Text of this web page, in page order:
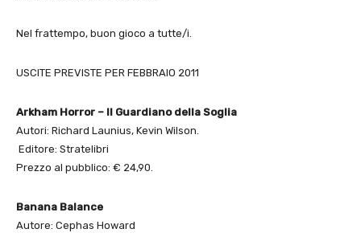
Nel frattempo, buon gioco a tutte/i.
USCITE PREVISTE PER FEBBRAIO 2011
Arkham Horror – Il Guardiano della Soglia
Autori: Richard Launius, Kevin Wilson.
Editore: Stratelibri
Prezzo al pubblico: € 24,90.
Banana Balance
Autore: Cephas Howard